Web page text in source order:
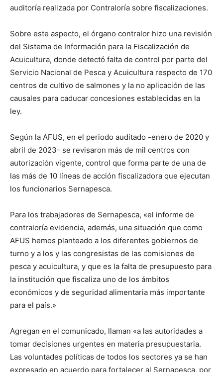
auditoría realizada por Contraloría sobre fiscalizaciones.
Sobre este aspecto, el órgano contralor hizo una revisión
del Sistema de Información para la Fiscalización de
Acuicultura, donde detectó falta de control por parte del
Servicio Nacional de Pesca y Acuicultura respecto de 170
centros de cultivo de salmones y la no aplicación de las
causales para caducar concesiones establecidas en la
ley.
Según la AFUS, en el periodo auditado -enero de 2020 y
abril de 2023- se revisaron más de mil centros con
autorización vigente, control que forma parte de una de
las más de 10 líneas de acción fiscalizadora que ejecutan
los funcionarios Sernapesca.
Para los trabajadores de Sernapesca, «el informe de
contraloría evidencia, además, una situación que como
AFUS hemos planteado a los diferentes gobiernos de
turno y a los y las congresistas de las comisiones de
pesca y acuicultura, y que es la falta de presupuesto para
la institución que fiscaliza uno de los ámbitos
económicos y de seguridad alimentaria más importante
para el país.»
Agregan en el comunicado, llaman «a las autoridades a
tomar decisiones urgentes en materia presupuestaria.
Las voluntades políticas de todos los sectores ya se han
expresado en acuerdo para fortalecer al Sernapesca, por